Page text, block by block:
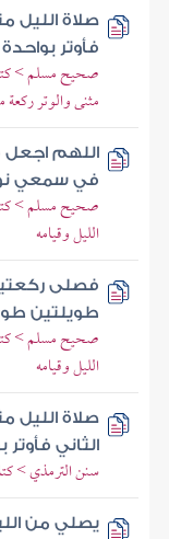
صلاة الليل
فأوتر بواحدة
صحيح مسلم >
مثنى والوتر
اللهم اجعل
في سمعي
صحيح مسلم >
الليل وقيامه
فصلى
طويلتين
صحيح مسلم >
الليل وقيامه
صلاة الليل
الثاني فأوتر
سنن الترمذي >
يصلي من